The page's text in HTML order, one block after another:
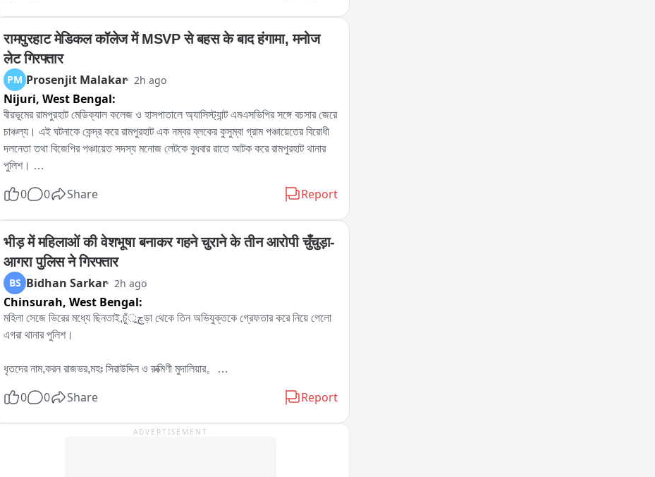
रामपुरहाट मेडिकल कॉलेज में MSVP से बहस के बाद हंगामा, मनोज
लेट गिरफ्तार
PM Prosenjit Malakar 2h ago
Nijuri, West Bengal:
বীরভূমের রামপুরহাট মেডিক্যাল কলেজ ও হাসপাতালে অ্যাসিস্ট্যান্ট এমএসভিপির সঙ্গে বচসার জেরে
চাঞ্চল্য। এই ঘটনাকে কেন্দ্র করে রামপুরহাট এক নম্বর ব্লকের কুসুম্বা গ্রাম পঞ্চায়েতের বিরোধী
দলনেতা তথা বিজেপির পঞ্চায়েত সদস্য মনোজ লেটকে বুধবার রাতে আটক করে রামপুরহাট থানার
পুলিশ।
একাধিক নেতৃত্ব ও কর্মীরা। তাঁরা মনোজ লেটকে কোন অভিযোগে আটক করা হয়েছে, সেই বিষয়ে
প্রয়োজনীয় প্রক্রিয়া সম্পন্ন করে এদিন সকালে বিজেপির বিরোধী দলনেতা মনোজ লেটকে ছেড়ে
দেয় রামপুরহাট থানার পুলিশ।
0 0 Share Report
भीड़ में महिलाओं की वेशभूषा बनाकर गहने चुराने के तीन आरोपी चुँचुड़ा-
आगरा पुलिस ने गिरफ्तार
BS Bidhan Sarkar 2h ago
Chinsurah, West Bengal:
মহিলা সেজে ভিরের মধ্যে ছিনতাই,চুঁچুড়া থেকে তিন অভিযুক্তকে গ্রেফতার করে নিয়ে গেলো
এগরা থানার পুলিশ।
ধৃতদের নাম,করন রাজভর,মহঃ সিরাউদ্দিন ও রুক্মিণী মুদালিয়ার。
গলার হার শরীরের গয়না চুরি করে অভিযুক্তরা。
0 0 Share Report
ADVERTISEMENT